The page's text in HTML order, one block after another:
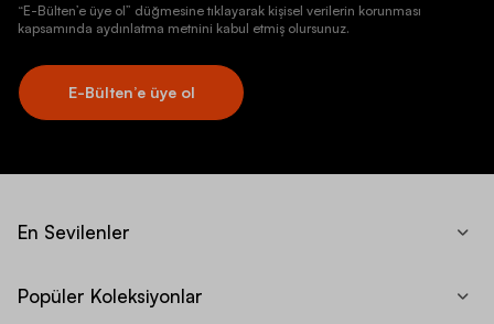
“E-Bülten’e üye ol” düğmesine tıklayarak kişisel verilerin korunması
kapsamında aydınlatma metnini kabul etmiş olursunuz.
E-Bülten’e üye ol
En Sevilenler
Popüler Koleksiyonlar